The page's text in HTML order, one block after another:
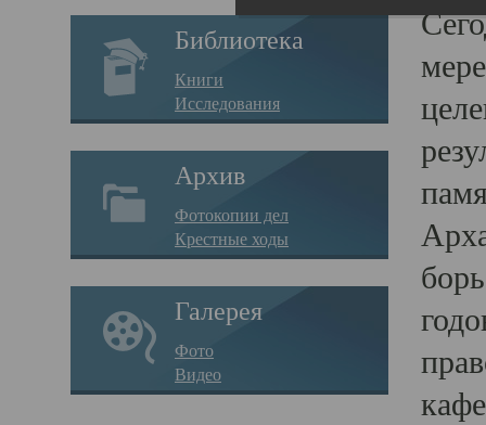
Библиотека
Книги
Исследования
Архив
Фотокопии дел
Крестные ходы
Галерея
Фото
Видео